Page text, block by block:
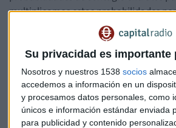
Su privacidad es importante
Nosotros y nuestros 1538 socios
accedemos a información en un
y procesamos datos personales, como
únicos e información estándar enviada
para publicidad y contenido
multiplicamos estas probabilidades
en las economías. Insisto en que son
la evolución de la epidemia es muy
momento.
P.- Este modelo predictivo, ¿serviría
el posible impacto económico en otros
África?